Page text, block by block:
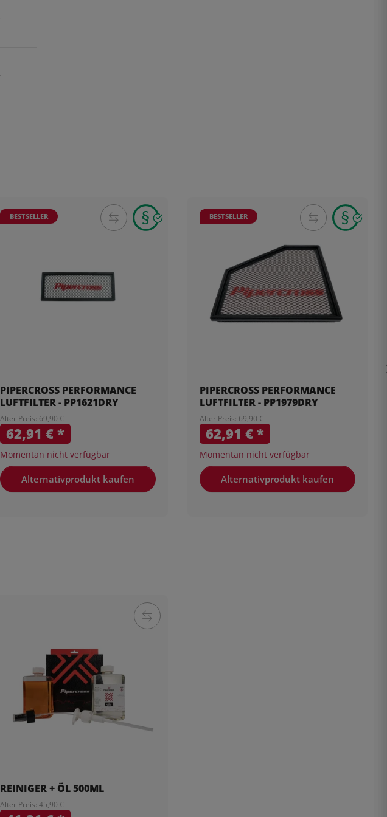
BESTSELLER
PIPERCROSS PERFORMANCE
LUFTFILTER - PP1621DRY
Alter Preis: 69,90 €
62,91 €*
Momentan nicht verfügbar
Alternativprodukt kaufen
BESTSELLER
PIPERCROSS PERFORMANCE
LUFTFILTER - PP1979DRY
Alter Preis: 69,90 €
62,91 €*
Momentan nicht verfügbar
Alternativprodukt kaufen
REINIGER + ÖL 500ML
Alter Preis: 45,90 €